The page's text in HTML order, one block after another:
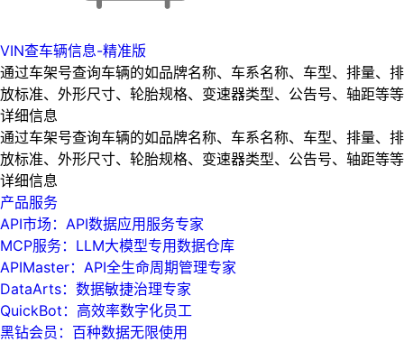
VIN查车辆信息-精准版
通过车架号查询车辆的如品牌名称、车系名称、车型、排量、排
放标准、外形尺寸、轮胎规格、变速器类型、公告号、轴距等等
详细信息
通过车架号查询车辆的如品牌名称、车系名称、车型、排量、排
放标准、外形尺寸、轮胎规格、变速器类型、公告号、轴距等等
详细信息
产品服务
API市场：API数据应用服务专家
MCP服务：LLM大模型专用数据仓库
APIMaster：API全生命周期管理专家
DataArts：数据敏捷治理专家
QuickBot：高效率数字化员工
黑钻会员：百种数据无限使用